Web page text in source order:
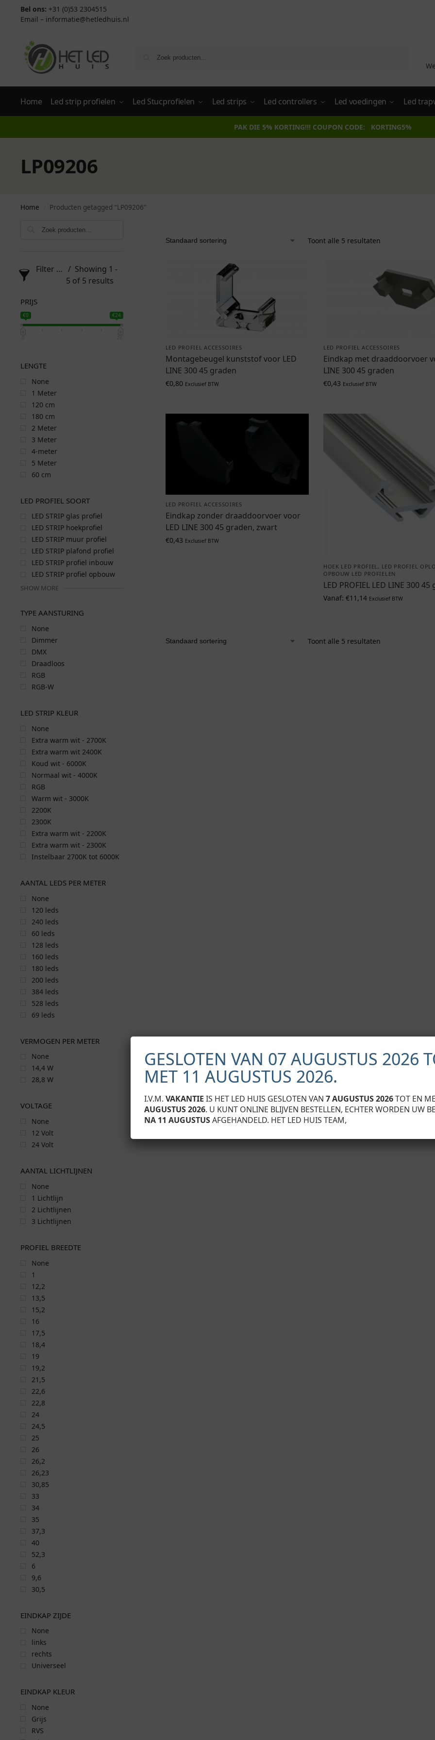
Bel ons: +31 (0)53 2304515
Email – informatie@hetledhuis.nl
Home Led strip profielen Led Stucprofielen Led strips Led controllers Led voedingen Led
PAK DIE 5% KORTING!!! COUPON CODE: KORTING5%
LP09206
Home Producten getagged “LP09206”
Toont alle 5 resultaten
LED PROFIEL ACCESSOIRES
Montagebeugel kunststof voor LED
LINE 300 45 graden
€0,80 Exclusief BTW
LED PROFIEL ACCESSOIRES
Eindkap met draaddoorvoer
LINE 300 45 graden
€0,43 Exclusief BTW
LED PROFIEL ACCESSOIRES
Eindkap zonder draaddoorvoer voor
LED LINE 300 45 graden, zwart
€0,43 Exclusief BTW
HOEK LED PROFIEL, LED PROFIEL
OPBOUW LED PROFIELEN
LED PROFIEL LED LINE 300
Vanaf: €11,14 Exclusief BTW
Toont alle 5 resultaten
Filter products
Showing 1 -
5 of 5 results
PRIJS
€0 €24
LENGTE
None
1 Meter
120 cm
180 cm
2 Meter
3 Meter
4-meter
5 Meter
60 cm
LED PROFIEL SOORT
LED STRIP glas profiel
LED STRIP hoekprofiel
LED STRIP muur profiel
LED STRIP plafond profiel
LED STRIP profiel inbouw
LED STRIP profiel opbouw
SHOW MORE
TYPE AANSTURING
None
Dimmer
DMX
Draadloos
RGB
RGB-W
LED STRIP KLEUR
None
Extra warm wit - 2700K
Extra warm wit 2400K
Koud wit - 6000K
Normaal wit - 4000K
RGB
Warm wit - 3000K
2200K
2300K
Extra warm wit - 2200K
Extra warm wit - 2300K
Instelbaar 2700K tot 6000K
AANTAL LEDS PER METER
None
120 leds
240 leds
60 leds
128 leds
160 leds
180 leds
200 leds
384 leds
528 leds
69 leds
VERMOGEN PER METER
None
14,4 W
28,8 W
VOLTAGE
None
12 Volt
24 Volt
AANTAL LICHTLIJNEN
None
1 Lichtlijn
2 Lichtlijnen
3 Lichtlijnen
PROFIEL BREEDTE
None
1
12,2
13,5
15,2
16
17,5
18,4
19
19,2
21,5
22,6
22,8
24
24,5
25
26
26,2
26,23
30,85
33
34
35
37,3
40
52,3
6
9,6
30,5
EINDKAP ZIJDE
None
links
rechts
Universeel
EINDKAP KLEUR
None
Grijs
RVS
GESLOTEN VAN 07 AUGUSTUS 2026
MET 11 AUGUSTUS 2026.
I.V.M. VAKANTIE IS HET LED HUIS GESLOTEN VAN 7 AUGUSTUS 2026TOT EN
AUGUSTUS 2026. U KUNT ONLINE BLIJVEN BESTELLEN, ECHTER WORDEN UW
NA 11 AUGUSTUSAFGEHANDELD. HET LED HUIS TEAM,